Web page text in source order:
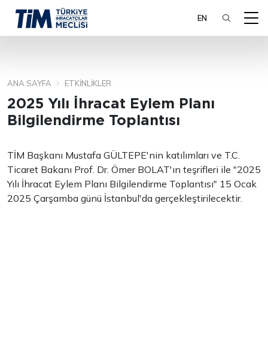
EN
ANA SAYFA ETKINLIKLER
2025 Yılı İhracat Eylem Planı
Bilgilendirme Toplantısı
TİM Başkanı Mustafa GÜLTEPE'nin katılımları ve T.C.
Ticaret Bakanı Prof. Dr. Ömer BOLAT'ın teşrifleri ile "2025
Yılı İhracat Eylem Planı Bilgilendirme Toplantısı" 15 Ocak
2025 Çarşamba günü İstanbul'da gerçekleştirilecektir.